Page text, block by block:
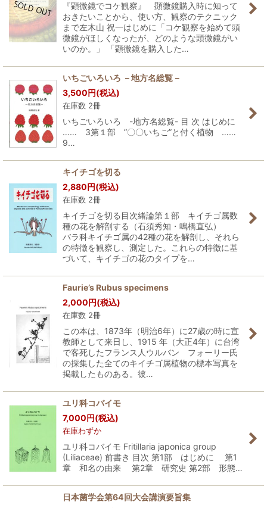
『顕微鏡でコケ観察』 顕微鏡購入時に知って
おきたいことから、使い方、観察のテクニック
まで左木山 祝一はじめに「コケ観察を始めて頭
微鏡がほしくなったが、どのような頭微鏡がい
いのか。」 「顕微鏡を購入した…
いちごいろいろ －地方名総覧－
3,500円(税込)
在庫数 2冊
いちごいろいろ -地方名総覧- 目 次 はじめに
…… 3第１部 ”〇〇いちご”と付く植物 ……
9…
キイチゴを切る
2,880円(税込)
在庫数 2冊
キイチゴを切る目次緒論第１部 キイチゴ属数
種の花を解剖する（石須秀知・鳴橋直弘）
バラ科キイチゴ属の42種の花を解剖し、それら
の特徴を観察し、測定した。これらの特徴に基
づいて、キイチゴの花のタイプを…
Faurie’s Rubus specimens
2,000円(税込)
在庫数 2冊
この本は、1873年（明治6年）に27歳の時に宣
教師として来日し、1915 年（大正4年）に台湾
で客死したフランス人ウルバン フォーリー氏
の採集した全てのキイチゴ属植物の標本写真を
掲載したものある。彼…
ユリ科コバイモ
7,000円(税込)
在庫わずか
ユリ科コバイモ Fritillaria japonica group
(Liliaceae) 前書き 目次 第1部 はじめに 第1
章 和名の由来 第2章 研究史 第2部 形態…
日本菌学会第64回大会講演要旨集